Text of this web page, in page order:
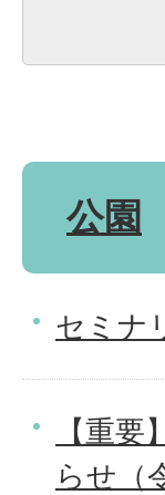
公園
セミナ
【重
らせ（